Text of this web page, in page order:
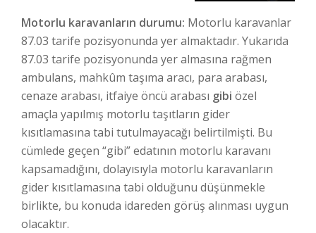
Motorlu karavanların durumu: Motorlu karavanlar
87.03 tarife pozisyonunda yer almaktadır. Yukarıda
87.03 tarife pozisyonunda yer almasına rağmen
ambulans, mahkûm taşıma aracı, para arabası,
cenaze arabası, itfaiye öncü arabası gibi özel
amaçla yapılmış motorlu taşıtların gider
kısıtlamasına tabi tutulmayacağı belirtilmişti. Bu
cümlede geçen “gibi” edatının motorlu karavanı
kapsamadığını, dolayısıyla motorlu karavanların
gider kısıtlamasına tabi olduğunu düşünmekle
birlikte, bu konuda idareden görüş alınması uygun
olacaktır.